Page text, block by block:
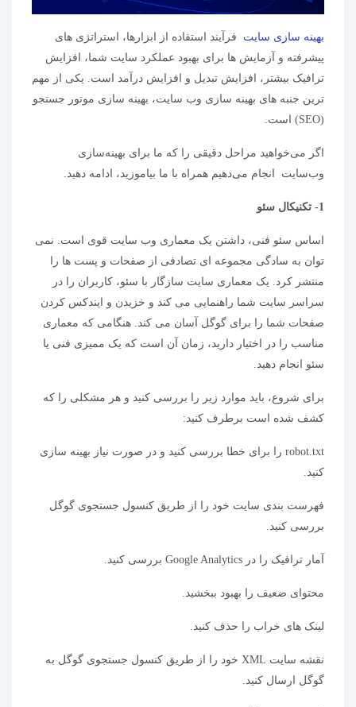
بهینه سازی سایت فرآیند استفاده از ابزارها، استراتژی های
پیشرفته و آزمایش ها برای بهبود عملکرد سایت شما، افزایش
ترافیک بیشتر، افزایش تبدیل و افزایش درآمد است. یکی از مهم
ترین جنبه های بهینه سازی وب سایت، بهینه سازی موتور جستجو
(SEO) است.
اگر می‌خواهید مراحل دقیقی را که ما برای بهینه‌سازی
وب‌سایت انجام می‌دهیم همراه با ما بیاموزید، ادامه دهید.
1- تکنیکال سئو
اساس سئو فنی، داشتن یک معماری وب سایت قوی است. نمی
توان به سادگی مجموعه ای تصادفی از صفحات و پست ها را
منتشر کرد. یک معماری سایت سازگار با سئو، کاربران را در
سراسر سایت شما راهنمایی می کند و خزیدن و ایندکس کردن
صفحات شما را برای گوگل آسان می کند. هنگامی که معماری
مناسب را در اختیار دارید، زمان آن است که یک ممیزی فنی یا
سئو انجام دهید.
برای شروع، باید موارد زیر را بررسی کنید و هر مشکلی را که
کشف شده است برطرف کنید:
robot.txt را برای خطا بررسی کنید و در صورت نیاز بهینه سازی
کنید.
فهرست بندی سایت خود را از طریق کنسول جستجوی گوگل
بررسی کنید.
آمار ترافیک را در Google Analytics بررسی کنید.
محتوای ضعیف را بهبود ببخشید.
لینک های خراب را حذف کنید.
نقشه سایت XML خود را از طریق کنسول جستجوی گوگل به
گوگل ارسال کنید.